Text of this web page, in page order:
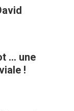
... une
!